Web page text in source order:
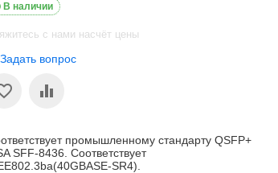
В наличии
с нами насчёт цены
вопрос
промышленному стандарту QSFP+
SFF-8436. Соответствует
SR4).